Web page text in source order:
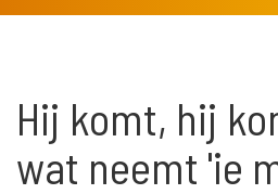
Hij komt, hij
wat neemt 'ie